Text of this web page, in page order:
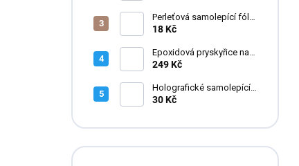
Perleťová samolepící fólie
do pryskyřice
18 Kč
Epoxidová pryskyřice na
zalévání květin FLOWERA
249 Kč
Holografické samolepící
fólie do pryskyřice
30 Kč